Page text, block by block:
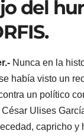
del
Nunca en la
había visto un
un político
Ulises
capricho y